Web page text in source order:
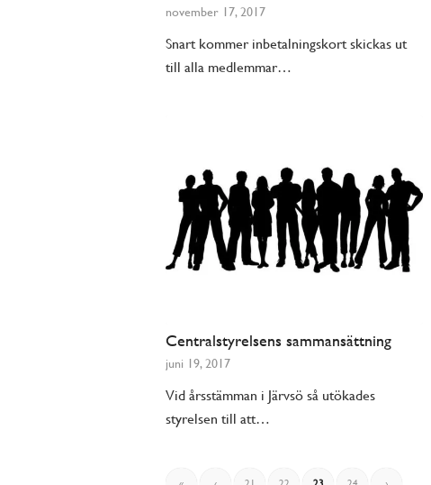
november 17, 2017
Snart kommer inbetalningskort skickas ut
till alla medlemmar…
Centralstyrelsens sammansättning
juni 19, 2017
Vid årsstämman i Järvsö så utökades
styrelsen till att…